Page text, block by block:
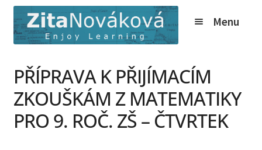
Přeskočit
na
navigaci
Přejít
k
obsahu
Menu
Tábory
O nás
Expand
PŘÍPRAVA K PŘIJÍMACÍM
ZKOUŠKÁM Z MATEMATIKY
PRO 9. ROČ. ZŠ – ČTVRTEK